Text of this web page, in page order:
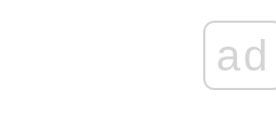
ad